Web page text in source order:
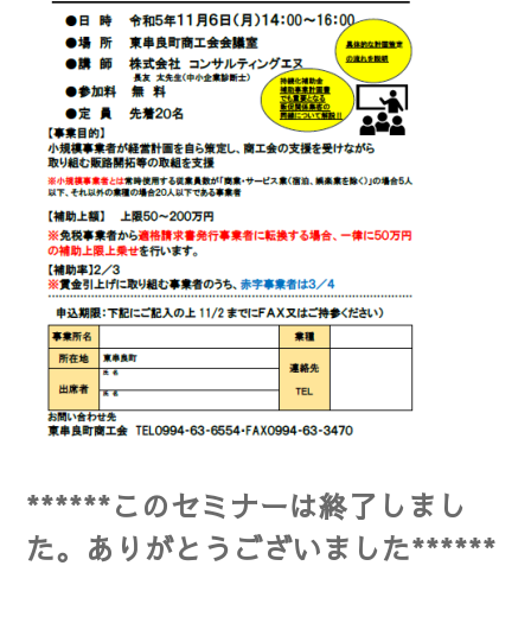
******このセミナーは終了しまし
た。 ありがとうございました******